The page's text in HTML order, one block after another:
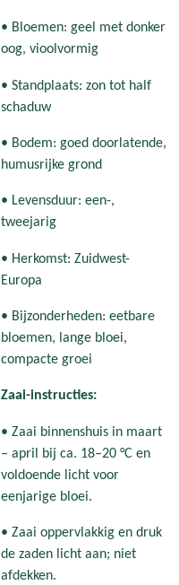
• Bloemen: geel met donker
oog, vioolvormig
• Standplaats: zon tot half
schaduw
• Bodem: goed doorlatende,
humusrijke grond
• Levensduur: een-,
tweejarig
• Herkomst: Zuidwest-
Europa
• Bijzonderheden: eetbare
bloemen, lange bloei,
compacte groei
Zaai-instructies:
• Zaai binnenshuis in maart
– april bij ca. 18–20 °C en
voldoende licht voor
eenjarige bloei.
• Zaai oppervlakkig en druk
de zaden licht aan; niet
afdekken.